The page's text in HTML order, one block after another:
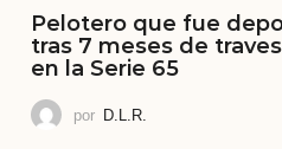
Pelotero que fue
tras 7 meses de
en la Serie 65
por D.L.R.